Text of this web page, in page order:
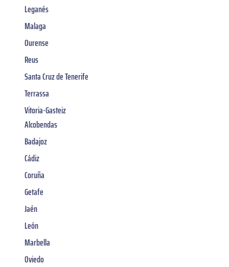
Leganés
Malaga
Ourense
Reus
Santa Cruz de Tenerife
Terrassa
Vitoria-Gasteiz
Alcobendas
Badajoz
Cádiz
Coruña
Getafe
Jaén
León
Marbella
Oviedo